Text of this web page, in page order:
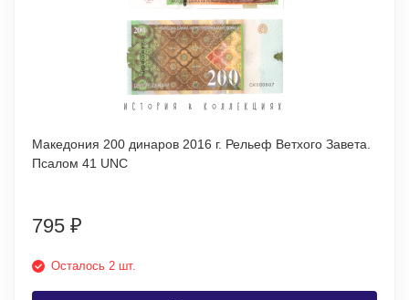
Македония 200 динаров 2016 г. Рельеф Ветхого Завета.
Псалом 41 UNC
795 ₽
Осталось 2 шт.